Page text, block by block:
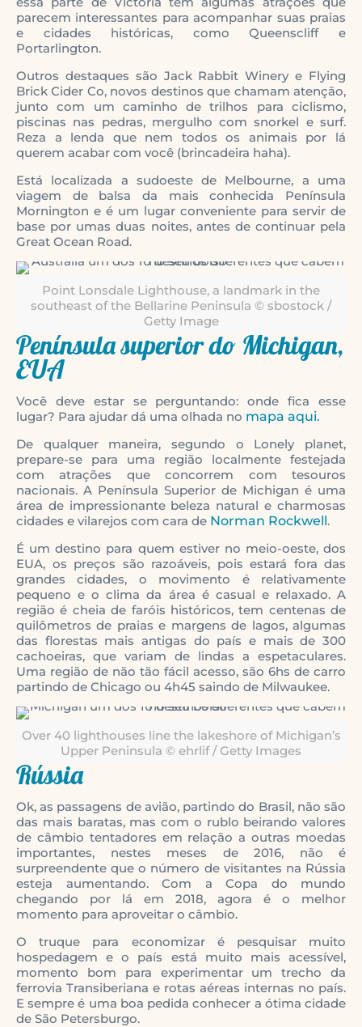
parecem interessantes para acompanhar suas praias
e cidades históricas, como Queenscliff e
Portarlington.
Outros destaques são Jack Rabbit Winery e Flying
Brick Cider Co, novos destinos que chamam atenção,
junto com um caminho de trilhos para ciclismo,
piscinas nas pedras, mergulho com snorkel e surf.
Reza a lenda que nem todos os animais por lá
querem acabar com você (brincadeira haha).
Está localizada a sudoeste de Melbourne, a uma
viagem de balsa da mais conhecida Península
Mornington e é um lugar conveniente para servir de
base por umas duas noites, antes de continuar pela
Great Ocean Road.
Point Lonsdale Lighthouse, a landmark in the
southeast of the Bellarine Peninsula © sbostock /
Getty Image
Península superior do Michigan,
EUA
Você deve estar se perguntando: onde fica esse
lugar? Para ajudar dá uma olhada no mapa aqui.
De qualquer maneira, segundo o Lonely planet,
prepare-se para uma região localmente festejada
com atrações que concorrem com tesouros
nacionais. A Península Superior de Michigan é uma
área de impressionante beleza natural e charmosas
cidades e vilarejos com cara de Norman Rockwell.
É um destino para quem estiver no meio-oeste, dos
EUA, os preços são razoáveis, pois estará fora das
grandes cidades, o movimento é relativamente
pequeno e o clima da área é casual e relaxado. A
região é cheia de faróis históricos, tem centenas de
quilômetros de praias e margens de lagos, algumas
das florestas mais antigas do país e mais de 300
cachoeiras, que variam de lindas a espetaculares.
Uma região de não tão fácil acesso, são 6hs de carro
partindo de Chicago ou 4h45 saindo de Milwaukee.
Over 40 lighthouses line the lakeshore of Michigan’s
Upper Peninsula © ehrlif / Getty Images
Rússia
Ok, as passagens de avião, partindo do Brasil, não são
das mais baratas, mas com o rublo beirando valores
de câmbio tentadores em relação a outras moedas
importantes, nestes meses de 2016, não é
surpreendente que o número de visitantes na Rússia
esteja aumentando. Com a Copa do mundo
chegando por lá em 2018, agora é o melhor
momento para aproveitar o câmbio.
O truque para economizar é pesquisar muito
hospedagem e o país está muito mais acessível,
momento bom para experimentar um trecho da
ferrovia Transiberiana e rotas aéreas internas no país.
E sempre é uma boa pedida conhecer a ótima cidade
de São Petersburgo.